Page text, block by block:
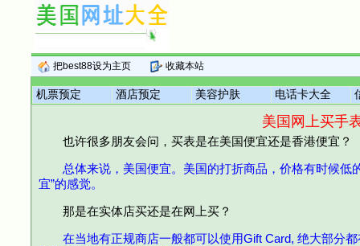
把best88设为主页 收藏本站
机票预定 酒店预定 美容护肤 电话卡大全
美国网上买手
也许很多朋友会问，买表是在美国便宜还是香港便宜？
总体来说，美国便宜。美国的打折商品，价格有时候低
宜”的感觉。
那是在实体店买还是在网上买？
在当地有正规商店一般都可以使用Gift Card, 绝大部分